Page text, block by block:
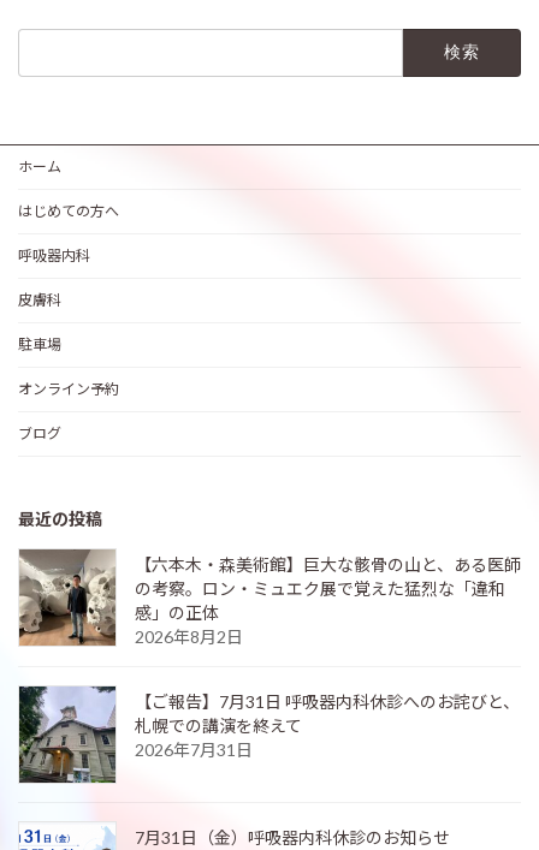
ホーム
はじめての方へ
呼吸器内科
皮膚科
駐車場
オンライン予約
ブログ
最近の投稿
【六本木・森美術館】巨大な骸骨の山と、ある医師
の考察。ロン・ミュエク展で覚えた猛烈な「違和
感」の正体
2026年8月2日
【ご報告】7月31日 呼吸器内科休診へのお詫びと、
札幌での講演を終えて
2026年7月31日
7月31日（金）呼吸器内科休診のお知らせ